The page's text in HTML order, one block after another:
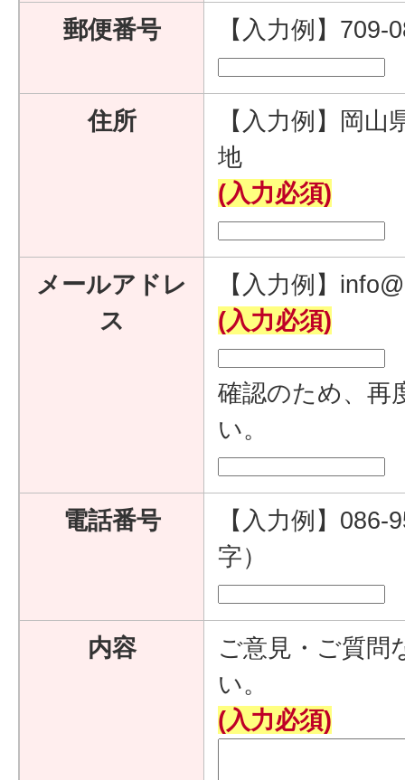
郵便番号 【入力例】
住所
【入力例】岡
地
(入力必須)
メールアドレ
ス
【入力例】
(入力必須)
確認のため、再
い。
電話番号
【入力例】
字）
内容
ご意見・ご質問
い。
(入力必須)